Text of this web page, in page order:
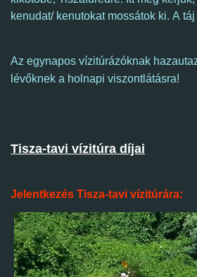
kenudat/ kenutokat mossátok ki. A
Az egynapos vízitúrázóknak
lévőknek a holnapi viszontlátásra!
Tisza-tavi vízitúra díjai
Jelentkezés Tisza-tavi vízitúrára: